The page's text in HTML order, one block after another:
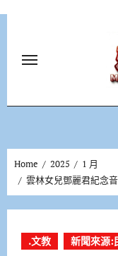
Home 2025
1 月
雲林女兒鄧麗君紀念
.文教 新聞來源: